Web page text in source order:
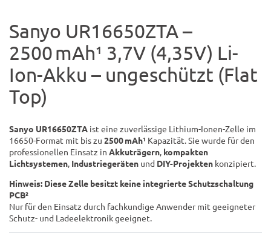
Sanyo UR16650ZTA –
2500 mAh¹ 3,7V (4,35V) Li-
Ion-Akku – ungeschützt (Flat
Top)
Sanyo UR16650ZTA ist eine zuverlässige Lithium-Ionen-Zelle im
16650-Format mit bis zu 2500 mAh¹ Kapazität. Sie wurde für den
professionellen Einsatz in Akkuträgern, kompakten
Lichtsystemen, Industriegeräten und DIY-Projekten konzipiert.
Hinweis: Diese Zelle besitzt keine integrierte Schutzschaltung
PCB²
Nur für den Einsatz durch fachkundige Anwender mit geeigneter
Schutz- und Ladeelektronik geeignet.